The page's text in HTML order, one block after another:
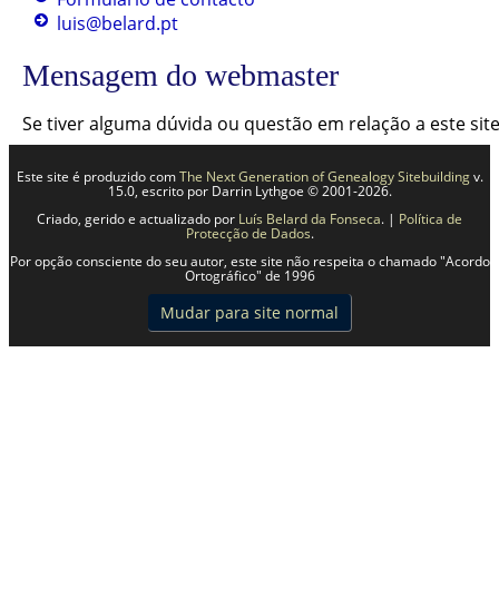
luis@belard.pt
Mensagem do webmaster
Se tiver alguma dúvida ou questão em relação a este
Este site é produzido comThe Next Generation of Genealogy Sitebuildingv.
15.0, escrito por Darrin Lythgoe © 2001-2026.
Criado, gerido e actualizado por Luís Belard da Fonseca. | Política de
Protecção de Dados.
Por opção consciente do seu autor, este site não respeita o chamado "Acordo
Ortográfico" de 1996
Mudar para site normal